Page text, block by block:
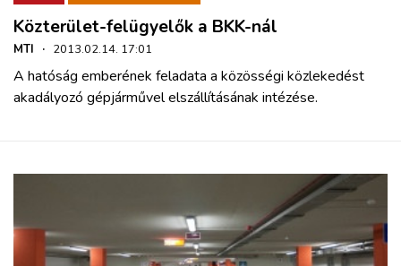
Közterület-felügyelők a BKK-nál
MTI · 2013.02.14. 17:01
A hatóság emberének feladata a közösségi közlekedést
akadályozó gépjárművel elszállításának intézése.